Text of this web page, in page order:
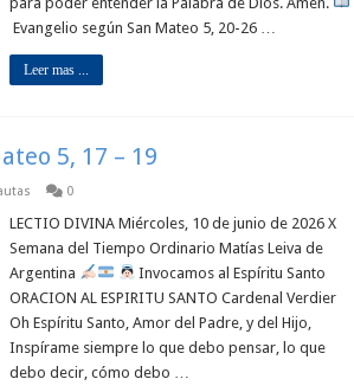
Evangelio según San Mateo 5, 20-26 …
Leer mas ...
5, 17 – 19
0
LECTIO DIVINA Miércoles, 10 de junio de 2026 X
Semana del Tiempo Ordinario Matías Leiva de
Argentina
Invocamos al Espíritu Santo
ORACION AL ESPIRITU SANTO Cardenal Verdier
Oh Espíritu Santo, Amor del Padre, y del Hijo,
Inspírame siempre lo que debo pensar, lo que
debo decir, cómo debo …